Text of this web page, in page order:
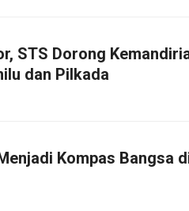
STS Dorong
dan Pilkada
Kompas Bangsa